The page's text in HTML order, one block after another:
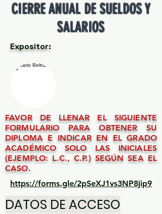
CIERRE ANUAL DE SUELDOS Y
SALARIOS
Expositor:
FAVOR DE LLENAR EL SIGUIENTE
FORMULARIO PARA OBTENER SU
DIPLOMA E INDICAR EN EL GRADO
ACADÉMICO SOLO LAS INICIALES
(EJEMPLO: L.C., C.P.) SEGÚN SEA EL
CASO.
https://forms.gle/2pSeXJ1vs3NP8jip9
DATOS DE ACCESO